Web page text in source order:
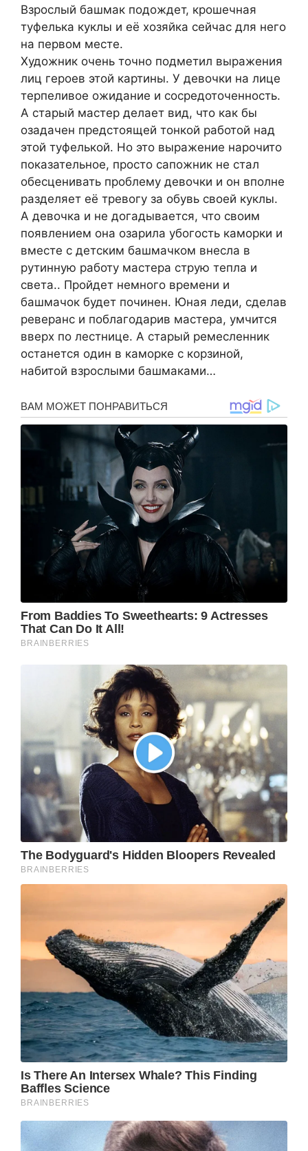
Взрослый башмак подождет, крошечная
туфелька куклы и её хозяйка сейчас для него
на первом месте.
Художник очень точно подметил выражения
лиц героев этой картины. У девочки на лице
терпеливое ожидание и сосредоточенность.
А старый мастер делает вид, что как бы
озадачен предстоящей тонкой работой над
этой туфелькой. Но это выражение нарочито
показательное, просто сапожник не стал
обесценивать проблему девочки и он вполне
разделяет её тревогу за обувь своей куклы.
А девочка и не догадывается, что своим
появлением она озарила убогость каморки и
вместе с детским башмачком внесла в
рутинную работу мастера струю тепла и
света.. Пройдет немного времени и
башмачок будет починен. Юная леди, сделав
реверанс и поблагодарив мастера, умчится
вверх по лестнице. А старый ремесленник
останется один в каморке с корзиной,
набитой взрослыми башмаками…